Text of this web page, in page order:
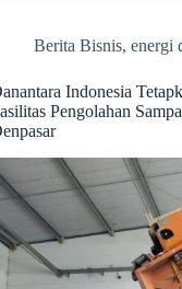
Berita Bisnis,energi
Indonesia
Pengolahan